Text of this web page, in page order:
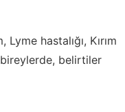
hastalığı, Kırım
bireylerde, belirtiler